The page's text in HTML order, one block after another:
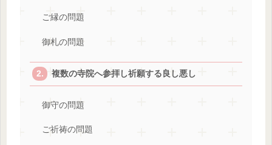
ご縁の問題
御札の問題
複数の寺院へ参拝し祈願する良し悪し
御守の問題
ご祈祷の問題